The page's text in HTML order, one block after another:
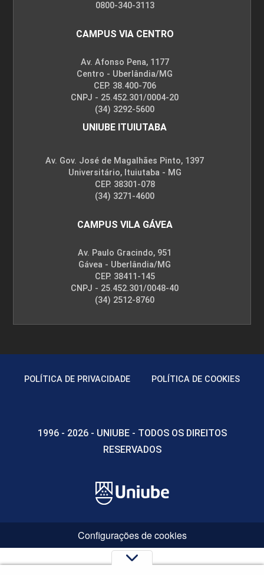
0800-340-3113
CAMPUS VIA CENTRO
Av. Afonso Pena, 1177
Centro - Uberlândia/MG
CEP. 38.400-706
CNPJ - 25.452.301/0004-20
(34) 3292-5600
UNIUBE ITUIUTABA
Av. Gov. José de Magalhães Pinto, 1397
Universitário, Ituiutaba - MG
CEP. 38301-078
(34) 3271-4600
CAMPUS VILA GÁVEA
Av. Paulo Gracindo, 951
Gávea - Uberlândia/MG
CEP. 38411-145
CNPJ - 25.452.301/0048-40
(34) 2512-8760
POLÍTICA DE PRIVACIDADE POLÍTICA DE COOKIES
1996 - 2026 - UNIUBE - TODOS OS DIREITOS
RESERVADOS
Configurações de cookies